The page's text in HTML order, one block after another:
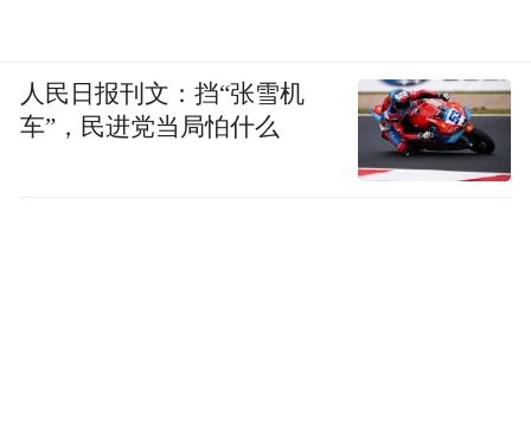
人民日报刊文：挡“张雪机
车”，民进党当局怕什么